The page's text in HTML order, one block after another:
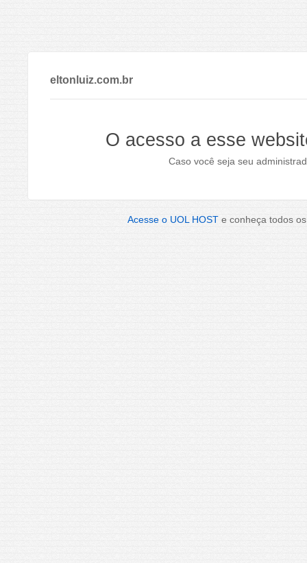
eltonluiz.com.br
O acesso a esse
Caso você seja seu
Acesse o UOL HOST e conheça todos